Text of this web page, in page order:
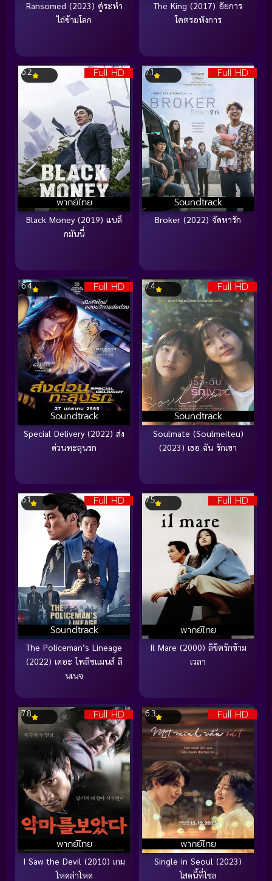
Ransomed (2023) คู่ระห่ำ
ไถ่ข้ามโลก
The King (2017) อัยการ
โคตรอหังการ
Full HD
พากย์ไทย
6.2
Black Money (2019) แบล็
กมันนี่
Full HD
Soundtrack
7.1
Broker (2022) จัดหารัก
Full HD
Soundtrack
6.4
Special Delivery (2022) ส่ง
ด่วนทะลุนรก
Full HD
Soundtrack
7.4
Soulmate (Soulmeiteu)
(2023) เธอ ฉัน รักเขา
Full HD
Soundtrack
6.1
The Policeman’s Lineage
(2022) เดอะ โพลิซแมนส์ ลิ
นเนจ
Full HD
พากย์ไทย
7.5
Il Mare (2000) ลิขิตรักข้าม
เวลา
Full HD
พากย์ไทย
7.8
I Saw the Devil (2010) เกม
โหดล่าโหด
Full HD
พากย์ไทย
6.3
Single in Seoul (2023)
โสดนี้ที่โซล